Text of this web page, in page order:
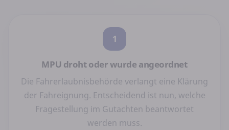
1
MPU droht oder wurde angeordnet
Die Fahrerlaubnisbehörde verlangt eine Klärung
der Fahreignung. Entscheidend ist nun, welche
Fragestellung im Gutachten beantwortet
werden muss.